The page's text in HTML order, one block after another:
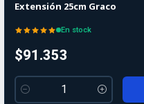
Extensión 25cm Graco
En stock
$91.353
Cantidad